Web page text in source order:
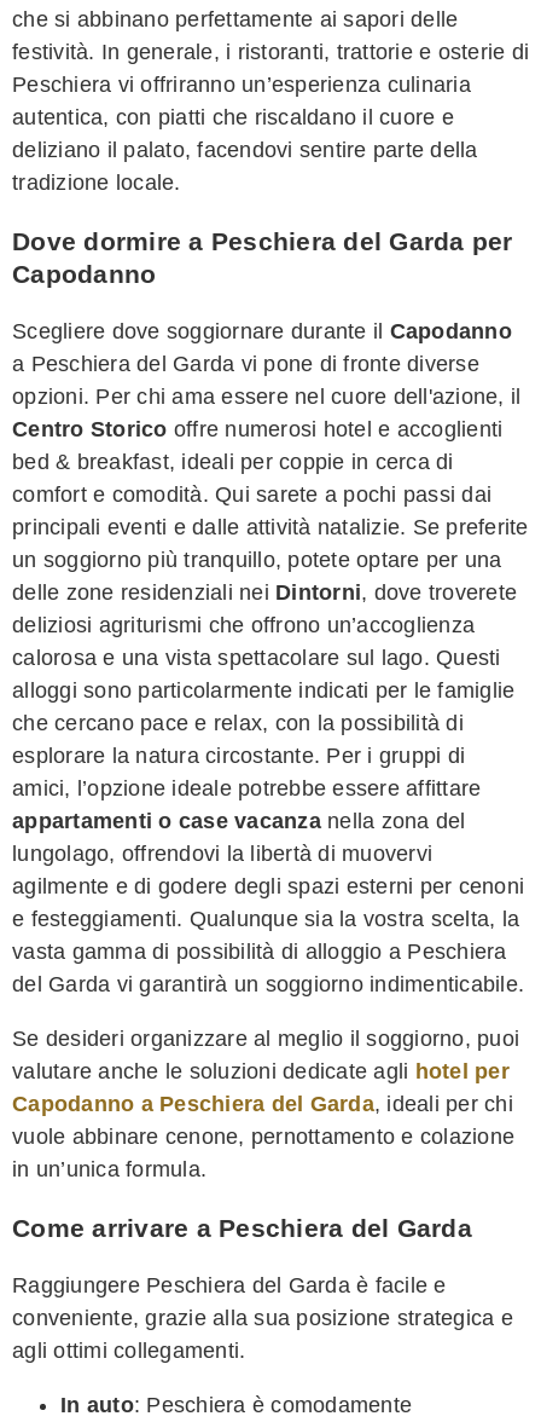
che si abbinano perfettamente ai sapori delle
festività. In generale, i ristoranti, trattorie e osterie di
Peschiera vi offriranno un’esperienza culinaria
autentica, con piatti che riscaldano il cuore e
deliziano il palato, facendovi sentire parte della
tradizione locale.
Dove dormire a Peschiera del Garda per
Capodanno
Scegliere dove soggiornare durante il Capodanno
a Peschiera del Garda vi pone di fronte diverse
opzioni. Per chi ama essere nel cuore dell'azione, il
Centro Storico offre numerosi hotel e accoglienti
bed & breakfast, ideali per coppie in cerca di
comfort e comodità. Qui sarete a pochi passi dai
principali eventi e dalle attività natalizie. Se preferite
un soggiorno più tranquillo, potete optare per una
delle zone residenziali nei Dintorni, dove troverete
deliziosi agriturismi che offrono un’accoglienza
calorosa e una vista spettacolare sul lago. Questi
alloggi sono particolarmente indicati per le famiglie
che cercano pace e relax, con la possibilità di
esplorare la natura circostante. Per i gruppi di
amici, l’opzione ideale potrebbe essere affittare
appartamenti o case vacanzanella zona del
lungolago, offrendovi la libertà di muovervi
agilmente e di godere degli spazi esterni per cenoni
e festeggiamenti. Qualunque sia la vostra scelta, la
vasta gamma di possibilità di alloggio a Peschiera
del Garda vi garantirà un soggiorno indimenticabile.
Se desideri organizzare al meglio il soggiorno, puoi
valutare anche le soluzioni dedicate agli hotel per
Capodanno a Peschiera del Garda, ideali per chi
vuole abbinare cenone, pernottamento e colazione
in un’unica formula.
Come arrivare a Peschiera del Garda
Raggiungere Peschiera del Garda è facile e
conveniente, grazie alla sua posizione strategica e
agli ottimi collegamenti.
In auto: Peschiera è comodamente